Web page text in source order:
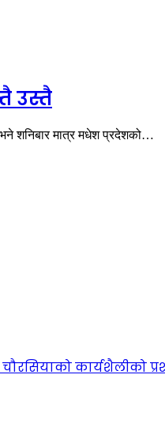
उस्तै
शनिबार मात्र मधेश प्रदेशको…
कार्यशैलीको